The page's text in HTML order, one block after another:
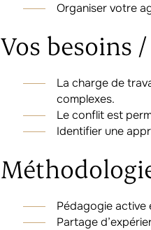
Organiser votre
Vos besoins
La charge de
complexes.
Le conflit est
Identifier une
Pédagogie
Partage